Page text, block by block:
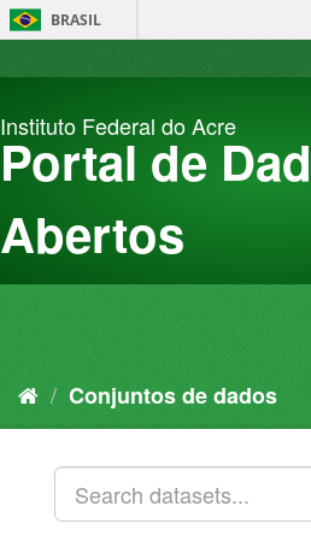
Pular
para
BRASIL
Instituto Federal do Acre
Portal de
Abertos
Conjuntos de dados